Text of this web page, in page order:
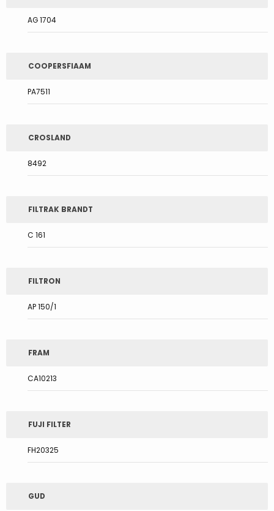
AG 1704
COOPERSFIAAM
PA7511
CROSLAND
8492
FILTRAK BRANDT
C 161
FILTRON
AP 150/1
FRAM
CA10213
FUJI FILTER
FH20325
GUD